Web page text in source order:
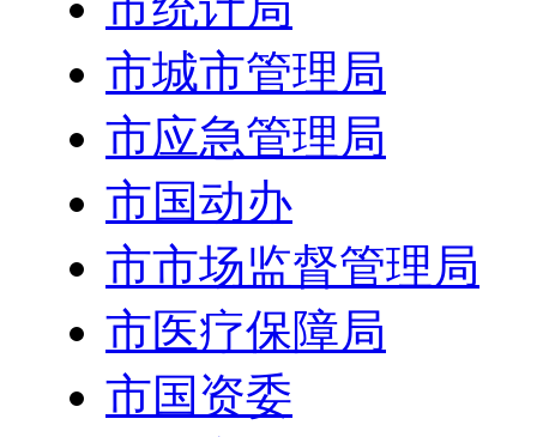
市城市管理局
市应急管理局
市国动办
市市场监督管理局
市医疗保障局
市国资委